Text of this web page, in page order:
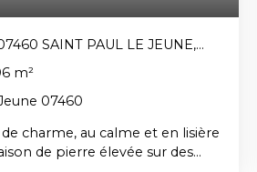
SAINT PAUL LE JEUNE,
AVEC TERRASSES, VUE ET
m²
07460
charme, au calme et en lisière
de pierre élevée sur des